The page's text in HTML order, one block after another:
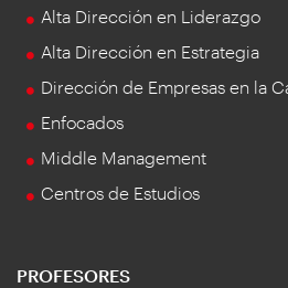
Alta Dirección en Liderazgo
Alta Dirección en Estrategia
Dirección de Empresas en la
Enfocados
Middle Management
Centros de Estudios
PROFESORES